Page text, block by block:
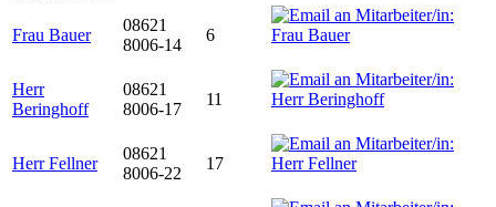
Frau Bauer
08621
8006-14
6
Herr
Beringhoff
08621
8006-17
11
Herr Fellner
08621
8006-22
17